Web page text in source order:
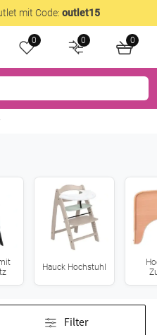
mit Code: outlet15
0 0 0
Hauck Hochstuhl
Filter